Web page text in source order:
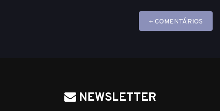
+ COMENTÁRIOS
NEWSLETTER